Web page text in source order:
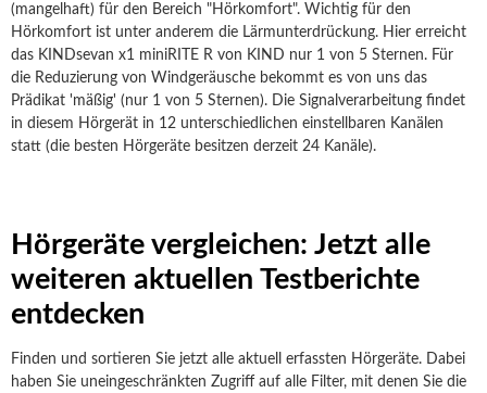
(mangelhaft) für den Bereich "Hörkomfort". Wichtig für den
Hörkomfort ist unter anderem die Lärmunterdrückung. Hier erreicht
das KINDsevan x1 miniRITE R von KIND nur 1 von 5 Sternen. Für
die Reduzierung von Windgeräusche bekommt es von uns das
Prädikat 'mäßig' (nur 1 von 5 Sternen). Die Signalverarbeitung findet
in diesem Hörgerät in 12 unterschiedlichen einstellbaren Kanälen
statt (die besten Hörgeräte besitzen derzeit 24 Kanäle).
Hörgeräte vergleichen: Jetzt alle
weiteren aktuellen Testberichte
entdecken
Finden und sortieren Sie jetzt alle aktuell erfassten Hörgeräte. Dabei
haben Sie uneingeschränkten Zugriff auf alle Filter, mit denen Sie die